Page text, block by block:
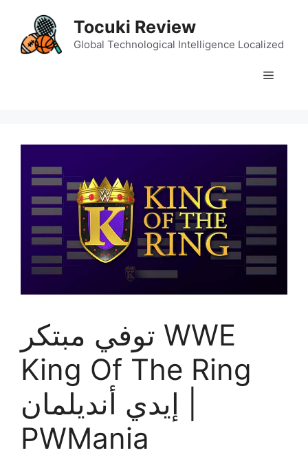
content
Tocuki Review
Global Technological Intelligence Localized
Menu
توفي مبتكر WWE
King Of The Ring
إيدي أنديلمان |
PWMania